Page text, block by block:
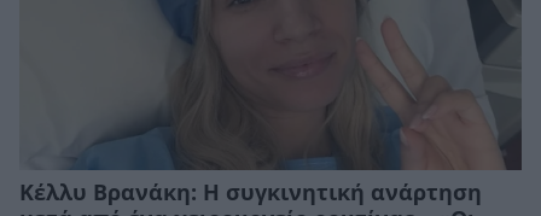
Κέλλυ Βρανάκη: Η συγκινητική ανάρτηση